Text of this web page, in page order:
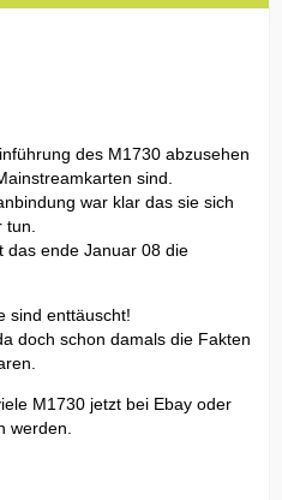
des M1730 abzusehen
sind.
war klar das sie sich
das ende Januar 08 die
sind enttäuscht!
doch schon damals die Fakten
M1730 jetzt bei Ebay oder
werden.